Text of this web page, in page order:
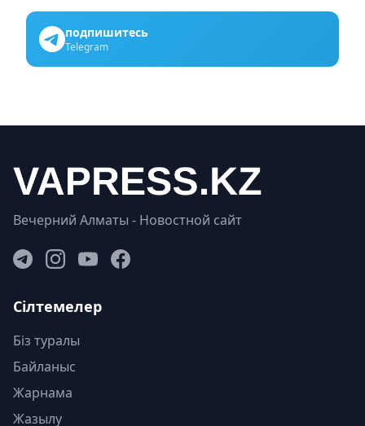
подпишитесь
Telegram
Вечерний Алматы - Новостной сайт
Сілтемелер
Біз туралы
Байланыс
Жарнама
Жазылу